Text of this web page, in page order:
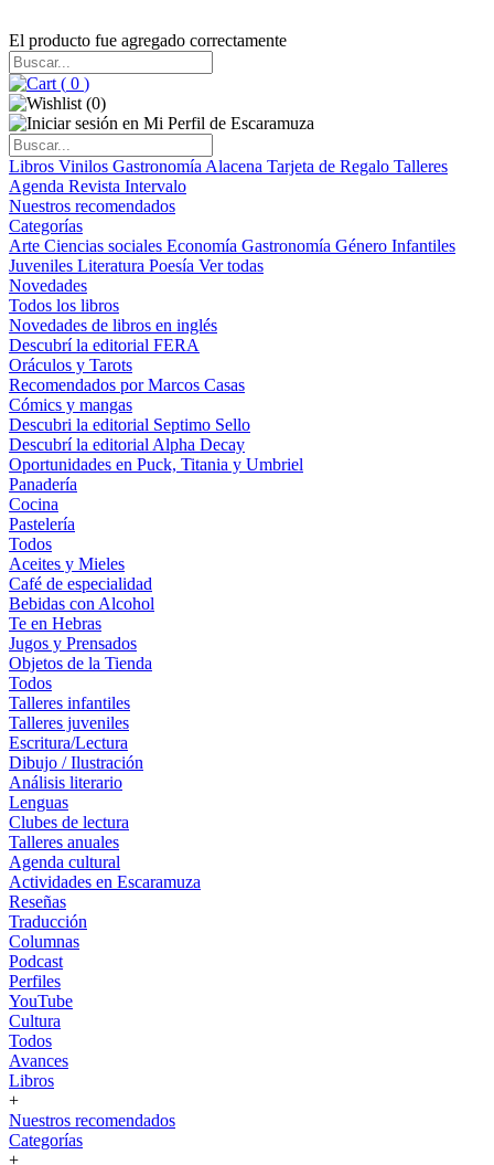
El producto fue agregado correctamente
( 0 )
(0)
Libros Vinilos Gastronomía Alacena Tarjeta de Regalo Talleres
Agenda Revista Intervalo
Nuestros recomendados
Categorías
Arte Ciencias sociales Economía Gastronomía Género Infantiles
Juveniles Literatura Poesía Ver todas
Novedades
Todos los libros
Novedades de libros en inglés
Descubrí la editorial FERA
Oráculos y Tarots
Recomendados por Marcos Casas
Cómics y mangas
Descubri la editorial Septimo Sello
Descubrí la editorial Alpha Decay
Oportunidades en Puck, Titania y Umbriel
Panadería
Cocina
Pastelería
Todos
Aceites y Mieles
Café de especialidad
Bebidas con Alcohol
Te en Hebras
Jugos y Prensados
Objetos de la Tienda
Todos
Talleres infantiles
Talleres juveniles
Escritura/Lectura
Dibujo / Ilustración
Análisis literario
Lenguas
Clubes de lectura
Talleres anuales
Agenda cultural
Actividades en Escaramuza
Reseñas
Traducción
Columnas
Podcast
Perfiles
YouTube
Cultura
Todos
Avances
Libros
+
Nuestros recomendados
Categorías
+